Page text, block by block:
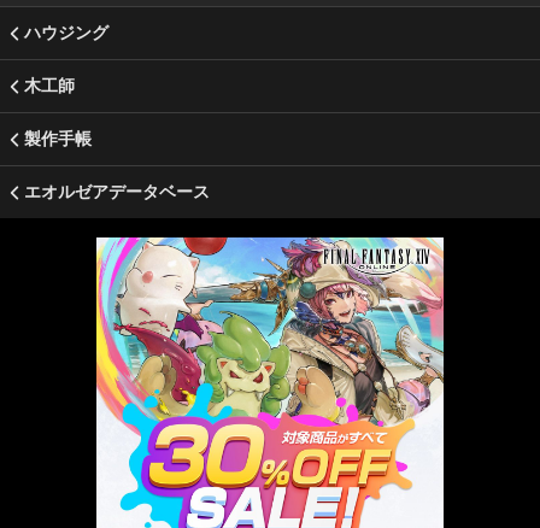
ハウジング
木工師
製作手帳
エオルゼアデータベース